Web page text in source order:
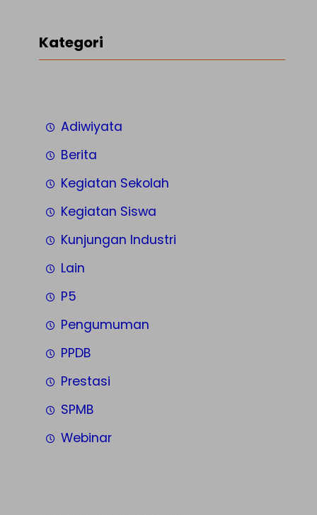
Kategori
Adiwiyata
Berita
Kegiatan Sekolah
Kegiatan Siswa
Kunjungan Industri
Lain
P5
Pengumuman
PPDB
Prestasi
SPMB
Webinar